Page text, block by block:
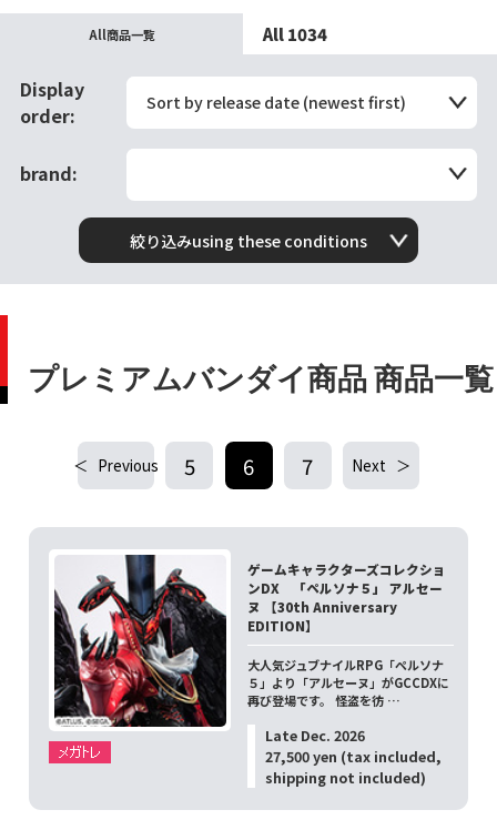
All商品一覧 All 1034
Display
order:
Sort by release date (newest first)
brand:
絞り込みusing these conditions
プレミアムバンダイ商品 商品一覧
Previous 5 6 7 Next
ゲームキャラクターズコレクショ
ンDX 「ペルソナ５」 アルセー
ヌ 【30th Anniversary
EDITION】
大人気ジュブナイルRPG「ペルソナ
５」より「アルセーヌ」がGCCDXに
再び登場です。 怪盗を彷 …
Late Dec. 2026
27,500 yen (tax included,
shipping not included)